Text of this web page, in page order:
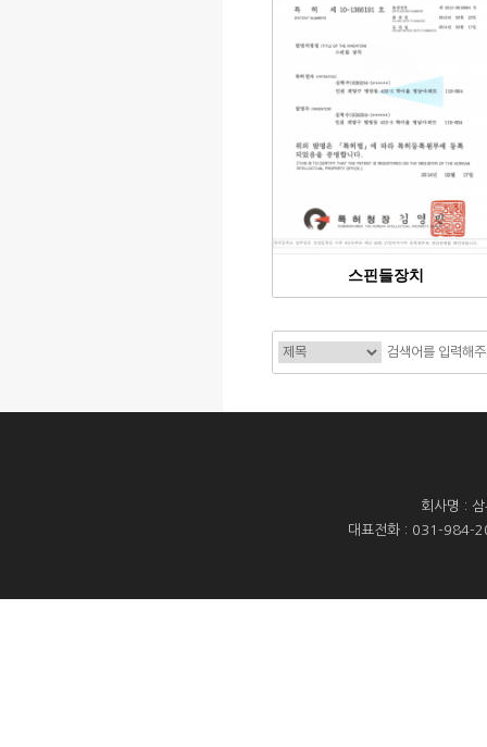
스핀들장치
회사명 :
대표전화 : 031-984-